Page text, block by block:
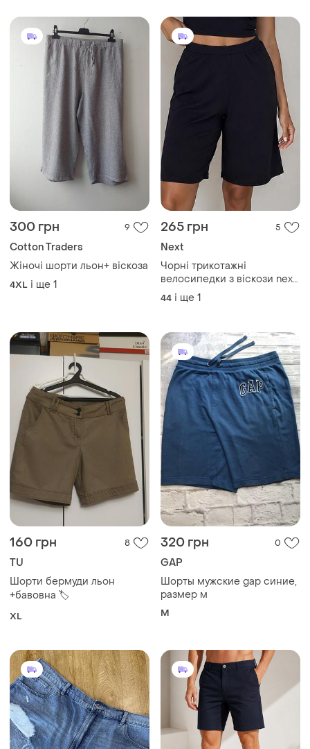
300 грн 9
Cotton Traders
Жіночі шорти льон+ віскоза
4XL і ще 1
265 грн 5
Next
Чорні трикотажні
велосипедки з віскози next
черные трикотажные
велосипедки с вискозы
44 і ще 1
160 грн 8
TU
Шорти бермуди льон
+бавовна 🏷️
XL
320 грн 0
GAP
Шорты мужские gap синие,
размер м
M